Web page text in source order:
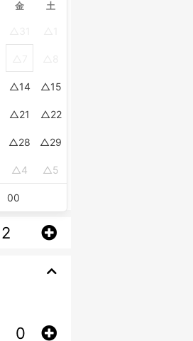
金 土
14 15
21 22
28 29
4 5